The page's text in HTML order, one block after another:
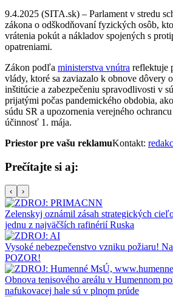
9.4.2025 (SITA.sk) – Parlament v stredu
zákona o odškodňovaní fyzických osôb,
vrátenia pokút a nákladov spojených s
opatreniami.
Zákon podľa ministerstva vnútra reflektuje
vlády, ktoré sa zaviazalo k obnove dôvery
inštitúcie a zabezpečeniu spravodlivosti v
prijatými počas pandemického obdobia,
súdu SR a upozornenia verejného
účinnosť 1. mája.
Priestor pre vašu reklamuKontakt:
Prečítajte si aj:
‹ ›
Zelenskyj oznámil zásah strategických
jednu z najväčších rafinérií Ruska
Vysoké nebezpečenstvo vzniku požiaru!
POZOR!
Obnova tenisového areálu v Humennom
nafukovacej hale sú v plnom prúde